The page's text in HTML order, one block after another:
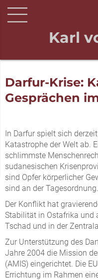
Karl
Darfur-Krise:
Gesprächen
In Darfur spielt sich
Katastrophe der Welt ab.
schlimmste
sudanesischen
sind Opfer körperlicher
sind an der Tagesordnung.
Der Konflikt hat
Stabilität in Ostafrika und
Tschad und in der
Zur Unterstützung des
Jahre 2004 die Mission
(AMIS) eingerichtet. Die
Errichtung im Rahmen